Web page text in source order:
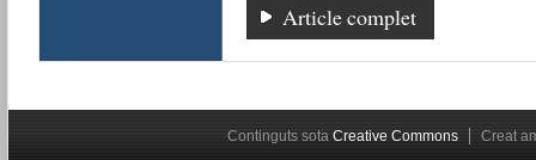
Article complet
Continguts sota Creative Commons Creat